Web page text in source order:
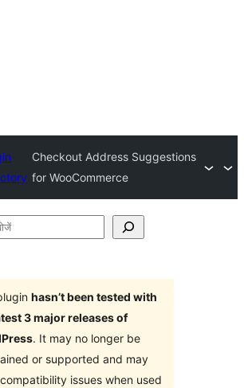
Checkout Address Suggestions
for WooCommerce
hasn’t been tested with
3 major releases of
. It may no longer be
or supported and may
issues when used